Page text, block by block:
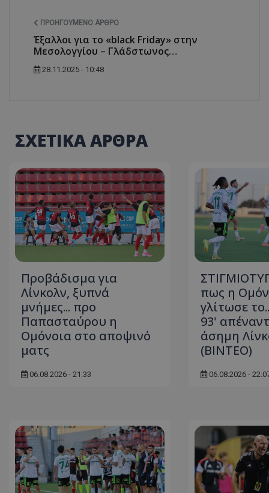
ΠΡΟΗΓΟΎΜΕΝΟ ΆΡΘΡΟ
Έξαλλοι για το «black Friday» στην
Μεσολογγίου – Γλάδστωνος…
28.11.2025 - 10:48
ΣΧΕΤΙΚΑ ΑΡΘΡΑ
Προβάδισμα για
Λίνκολν, ξυπνά
μνήμες... προ
Παπασταύρου η
Ομόνοια στο αποψινό
ματς
06.08.2026 - 21:33
πως η
γλίτωσε
93'
άσημη
(ΒΙΝΤΕΟ)
06.08.2026 -